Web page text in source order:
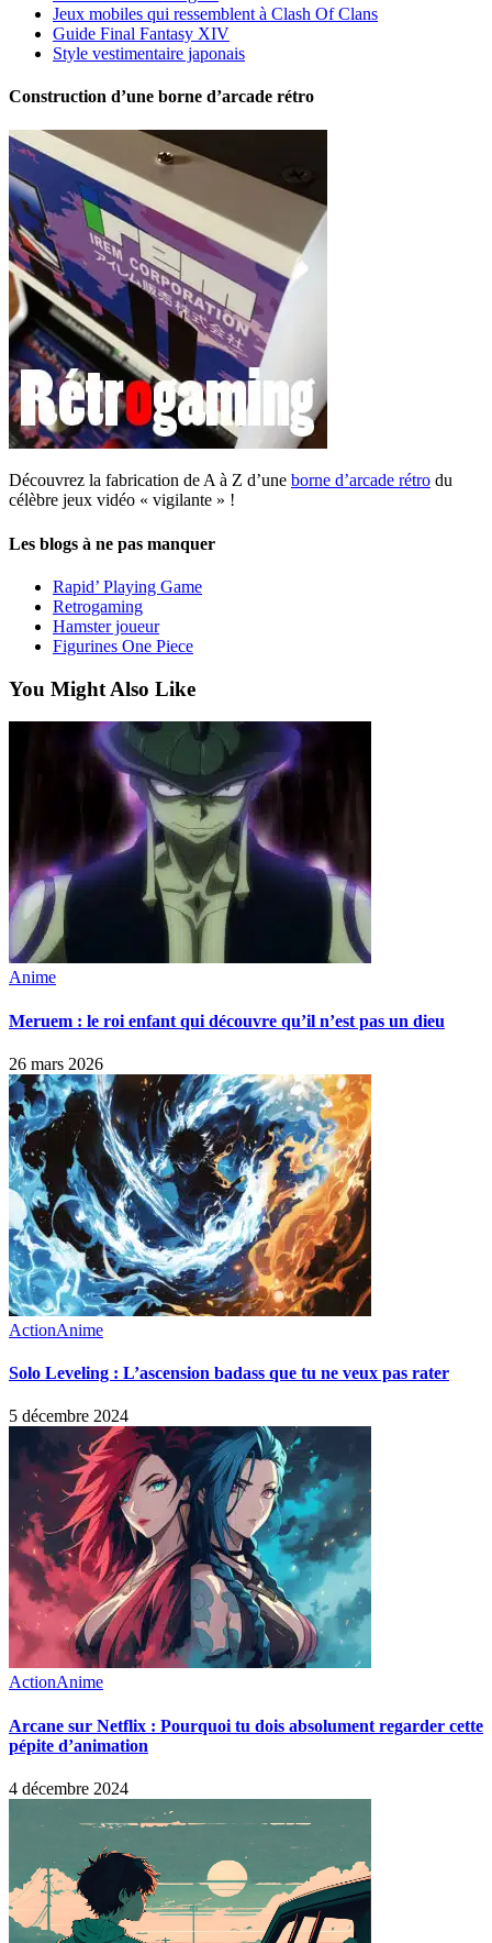
Jeux mobiles qui ressemblent à Clash Of Clans
Guide Final Fantasy XIV
Style vestimentaire japonais
Construction d’une borne d’arcade rétro
Découvrez la fabrication de A à Z d’une borne d’arcade rétro du
célèbre jeux vidéo « vigilante » !
Les blogs à ne pas manquer
Rapid’ Playing Game
Retrogaming
Hamster joueur
Figurines One Piece
You Might Also Like
Anime
Meruem : le roi enfant qui découvre qu’il n’est pas un dieu
26 mars 2026
ActionAnime
Solo Leveling : L’ascension badass que tu ne veux pas rater
5 décembre 2024
ActionAnime
Arcane sur Netflix : Pourquoi tu dois absolument regarder cette
pépite d’animation
4 décembre 2024